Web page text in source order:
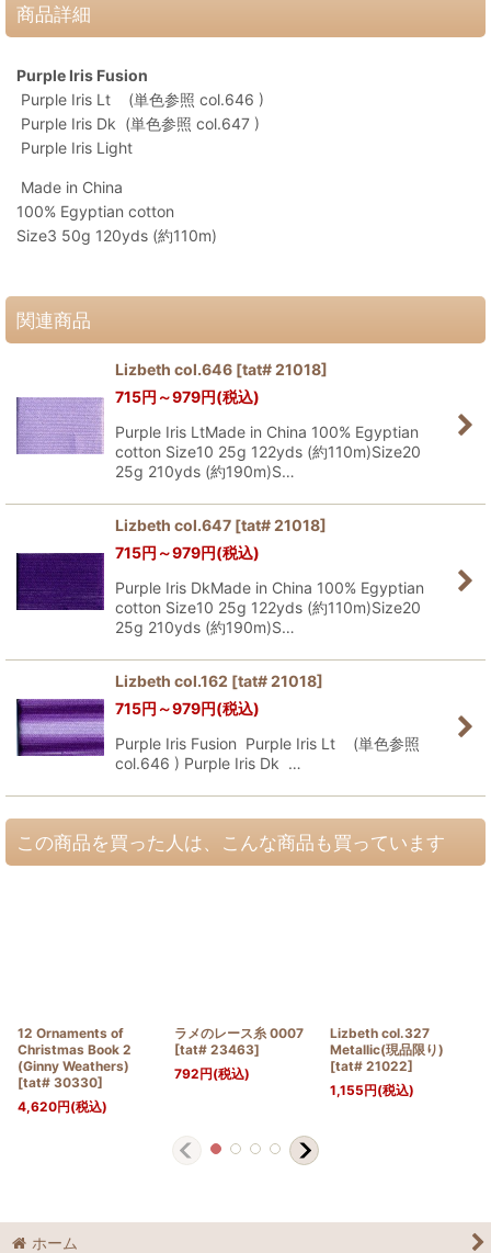
商品詳細
Purple Iris Fusion
Purple Iris Lt (単色参照 col.646 )
Purple Iris Dk (単色参照 col.647 )
Purple Iris Light
Made in China
100% Egyptian cotton
Size3 50g 120yds (約110m)
関連商品
Lizbeth col.646 [tat# 21018]
715円 ～979円(税込)
Purple Iris LtMade in China 100% Egyptian
cotton Size10 25g 122yds (約110m)Size20
25g 210yds (約190m)S…
Lizbeth col.647 [tat# 21018]
715円 ～979円(税込)
Purple Iris DkMade in China 100% Egyptian
cotton Size10 25g 122yds (約110m)Size20
25g 210yds (約190m)S…
Lizbeth col.162 [tat# 21018]
715円 ～979円(税込)
Purple Iris Fusion Purple Iris Lt (単色参照
col.646 ) Purple Iris Dk …
この商品を買った人は、こんな商品も買っています
12 Ornaments of
Christmas Book 2
(Ginny Weathers)
[tat# 30330]
4,620円(税込)
ラメのレース糸 0007
[tat# 23463]
792円(税込)
Lizbeth col.327
Metallic(現品限り)
[tat# 21022]
1,155円(税込)
ホーム